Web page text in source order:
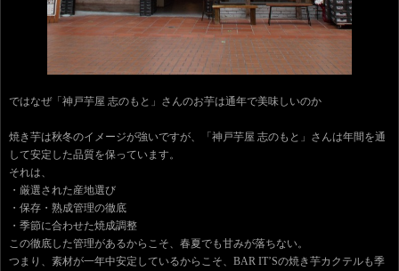
ではなぜ「神戸芋屋 志のもと」さんのお芋は通年で美味しいのか
焼き芋は秋冬のイメージが強いですが、「神戸芋屋 志のもと」さんは年間を通
して安定した品質を保っています。
それは、
・厳選された産地選び
・保存・熟成管理の徹底
・季節に合わせた焼成調整
この徹底した管理があるからこそ、春夏でも甘みが落ちない。
つまり、素材が一年中安定しているからこそ、BAR IT’Sの焼き芋カクテルも季